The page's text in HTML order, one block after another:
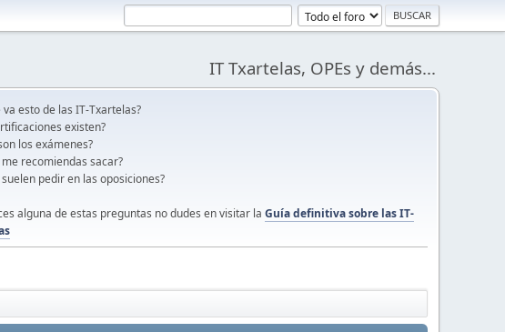
IT Txartelas, OPEs y demás...
va esto de las IT-Txartelas?
existen?
los exámenes?
me recomiendas sacar?
suelen pedir en las oposiciones?
alguna de estas preguntas no dudes en visitar la Guía definitiva sobre las IT-